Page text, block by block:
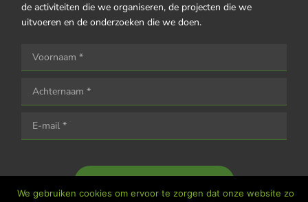
de activiteiten die we organiseren, de projecten die we
uitvoeren en de onderzoeken die we doen.
We gebruiken cookies om ervoor te zorgen dat onze website zo